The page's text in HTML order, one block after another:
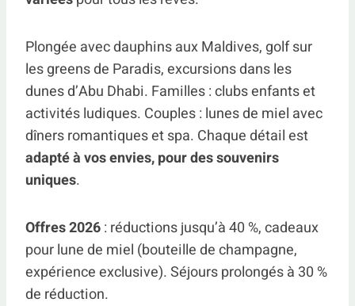
Plongée avec dauphins aux Maldives, golf sur
les greens de Paradis, excursions dans les
dunes d’Abu Dhabi. Familles : clubs enfants et
activités ludiques. Couples : lunes de miel avec
dîners romantiques et spa. Chaque détail est
adapté à vos envies, pour des souvenirs
uniques.
Offres 2026: réductions jusqu’à 40 %, cadeaux
pour lune de miel (bouteille de champagne,
expérience exclusive). Séjours prolongés à 30 %
de réduction.